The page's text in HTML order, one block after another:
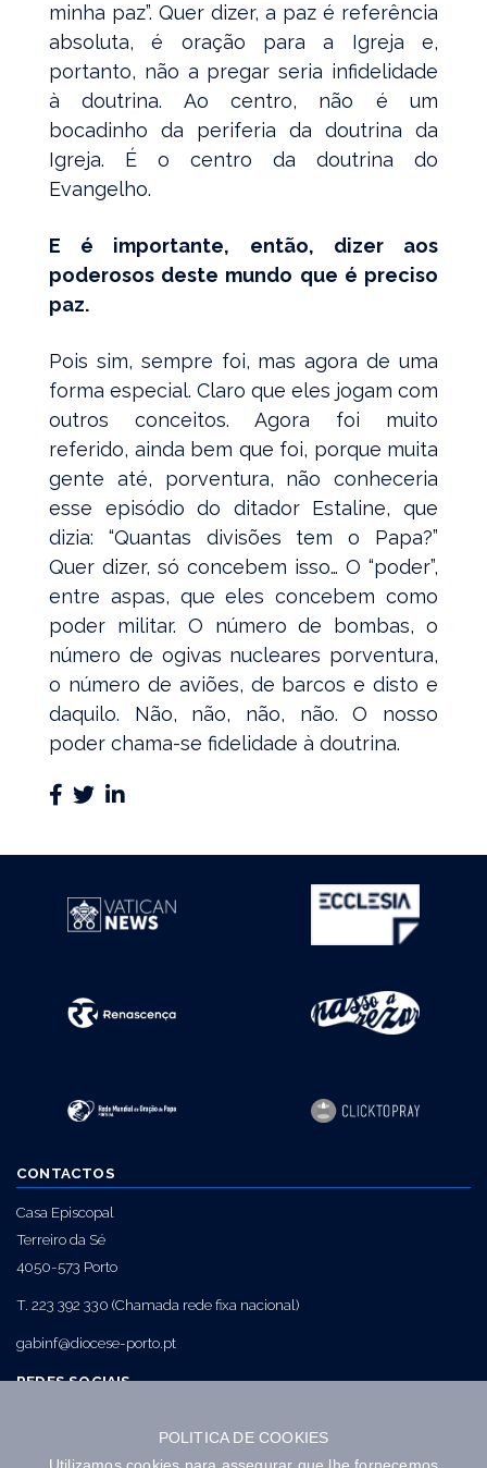
POLITICA DE COOKIES
minha paz”. Quer dizer, a paz é referência
absoluta, é oração para a Igreja e,
portanto, não a pregar seria infidelidade
à doutrina. Ao centro, não é um
bocadinho da periferia da doutrina da
Igreja. É o centro da doutrina do
Evangelho.
E é importante, então, dizer aos
poderosos deste mundo que é preciso
paz.
Pois sim, sempre foi, mas agora de uma
forma especial. Claro que eles jogam com
outros conceitos. Agora foi muito
referido, ainda bem que foi, porque muita
gente até, porventura, não conheceria
esse episódio do ditador Estaline, que
dizia: “Quantas divisões tem o Papa?”
Quer dizer, só concebem isso… O “poder”,
entre aspas, que eles concebem como
poder militar. O número de bombas, o
número de ogivas nucleares porventura,
o número de aviões, de barcos e disto e
daquilo. Não, não, não, não. O nosso
poder chama-se fidelidade à doutrina.
CONTACTOS
Casa Episcopal
Terreiro da Sé
4050-573 Porto
T. 223 392 330 (Chamada rede fixa nacional)
gabinf@diocese-porto.pt
REDES SOCIAIS
NEWSLETTER